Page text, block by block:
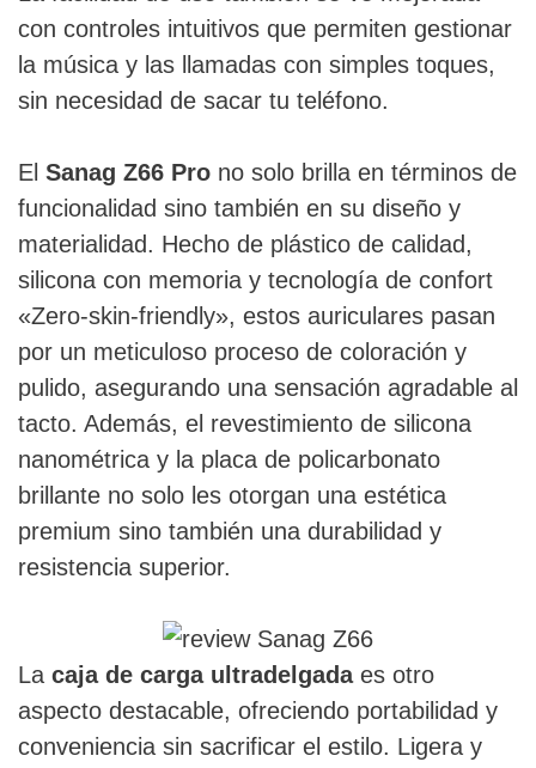
con controles intuitivos que permiten gestionar
la música y las llamadas con simples toques,
sin necesidad de sacar tu teléfono.
El Sanag Z66 Pro no solo brilla en términos de
funcionalidad sino también en su diseño y
materialidad. Hecho de plástico de calidad,
silicona con memoria y tecnología de confort
«Zero-skin-friendly», estos auriculares pasan
por un meticuloso proceso de coloración y
pulido, asegurando una sensación agradable al
tacto. Además, el revestimiento de silicona
nanométrica y la placa de policarbonato
brillante no solo les otorgan una estética
premium sino también una durabilidad y
resistencia superior.
La caja de carga ultradelgadaes otro
aspecto destacable, ofreciendo portabilidad y
conveniencia sin sacrificar el estilo. Ligera y